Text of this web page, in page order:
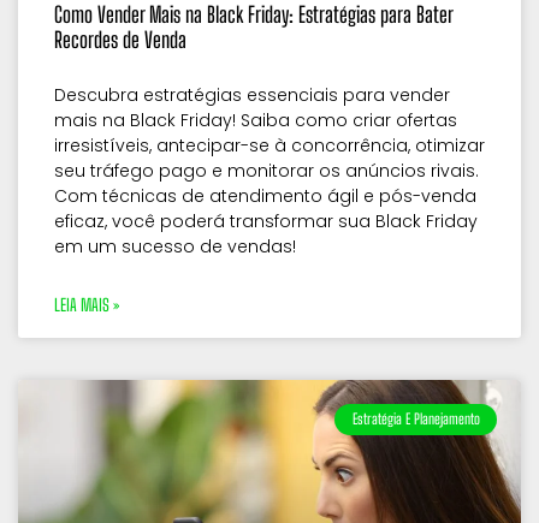
Como Vender Mais na Black Friday: Estratégias para Bater
Recordes de Venda
Descubra estratégias essenciais para vender
mais na Black Friday! Saiba como criar ofertas
irresistíveis, antecipar-se à concorrência, otimizar
seu tráfego pago e monitorar os anúncios rivais.
Com técnicas de atendimento ágil e pós-venda
eficaz, você poderá transformar sua Black Friday
em um sucesso de vendas!
LEIA MAIS »
Estratégia E Planejamento